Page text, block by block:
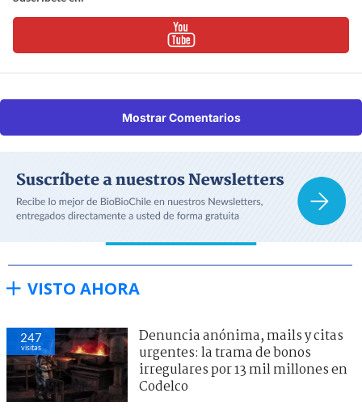
Mostrar Comentarios
VISTO AHORA
247
visitas
Denuncia anónima, mails y citas
urgentes: la trama de bonos
irregulares por 13 mil millones en
Codelco